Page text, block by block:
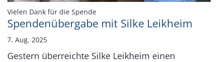
Vielen Dank für die Spende:
Spendenübergabe mit Silke Leikheim
7. Aug. 2025
Gestern überreichte Silke Leikheim einen